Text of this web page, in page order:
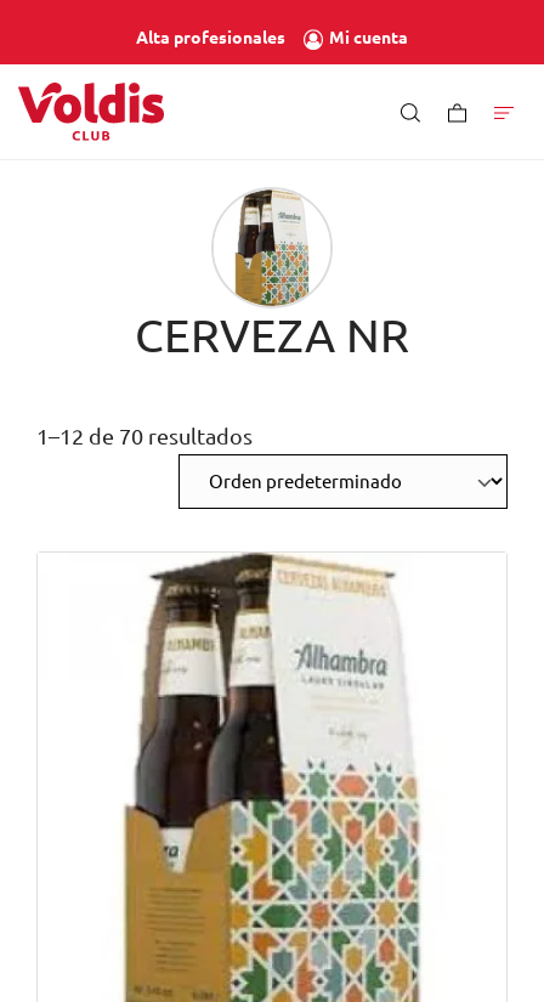
Alta profesionales Mi cuenta
CERVEZA NR
1–12 de 70 resultados